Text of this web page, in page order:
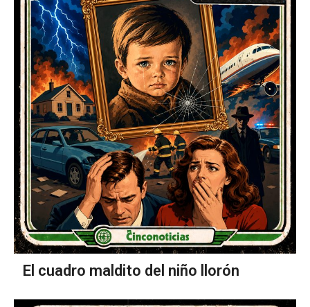
El cuadro maldito del niño llorón